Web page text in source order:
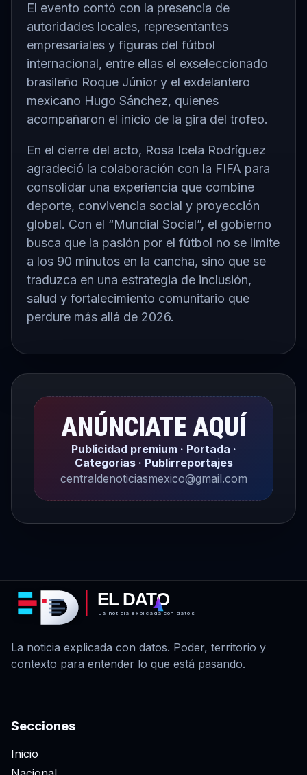
El evento contó con la presencia de
autoridades locales, representantes
empresariales y figuras del fútbol
internacional, entre ellas el exseleccionado
brasileño Roque Júnior y el exdelantero
mexicano Hugo Sánchez, quienes
acompañaron el inicio de la gira del trofeo.
En el cierre del acto, Rosa Icela Rodríguez
agradeció la colaboración con la FIFA para
consolidar una experiencia que combine
deporte, convivencia social y proyección
global. Con el “Mundial Social”, el gobierno
busca que la pasión por el fútbol no se limite
a los 90 minutos en la cancha, sino que se
traduzca en una estrategia de inclusión,
salud y fortalecimiento comunitario que
perdure más allá de 2026.
ANÚNCIATE AQUÍ
Publicidad premium · Portada ·
Categorías · Publirreportajes
centraldenoticiasmexico@gmail.com
EL DATO
La noticia explicada con datos
La noticia explicada con datos. Poder, territorio y
contexto para entender lo que está pasando.
Secciones
Inicio